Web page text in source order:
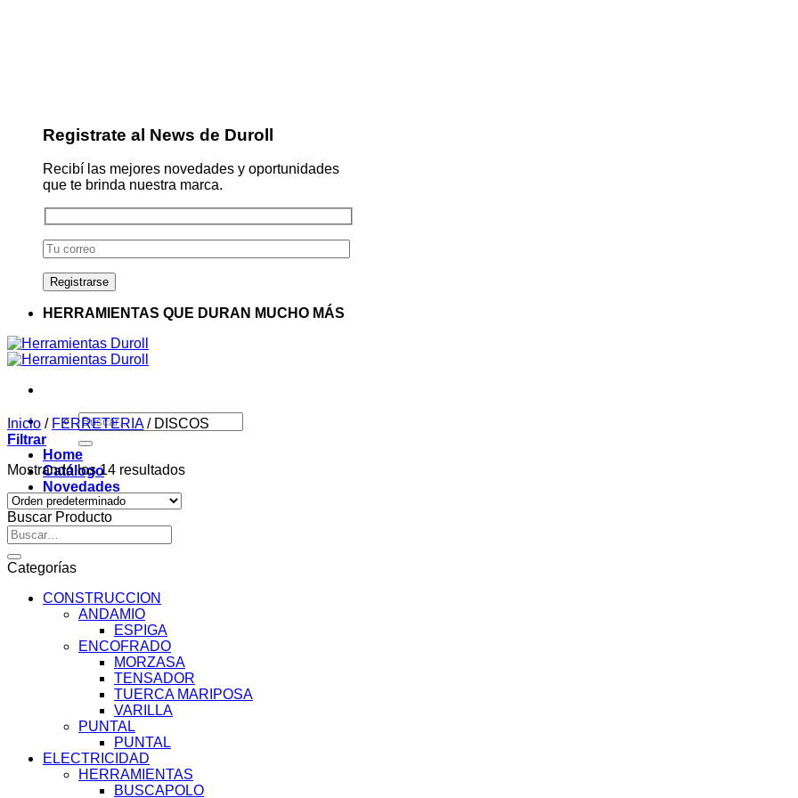
Registrate al News de Duroll
Recibí las mejores novedades y oportunidades
que te brinda nuestra marca.
HERRAMIENTAS QUE DURAN MUCHO MÁS
Buscar
por:
Home
Catálogo
Novedades
Contacto
Inicio / FERRETERIA /DISCOS
Filtrar
Mostrando los 14 resultados
Buscar Producto
Buscar
por:
Categorías
CONSTRUCCION
ANDAMIO
ESPIGA
ENCOFRADO
MORZASA
TENSADOR
TUERCA MARIPOSA
VARILLA
PUNTAL
PUNTAL
ELECTRICIDAD
HERRAMIENTAS
BUSCAPOLO